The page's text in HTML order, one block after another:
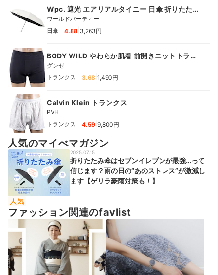
Wpc. 遮光 エアリアルタイニー 日傘 折りたた
み
ワールドパーティー
日傘
4.88 3,263円
BODY WILD やわらか肌着 前開きニットトラン
クス 2枚組
グンゼ
トランクス
3.68 1,490円
Calvin Klein トランクス
PVH
トランクス
4.59 9,800円
人気のマイべマガジン
2025.07.15
折りたたみ傘はセブンイレブンが最強…って
信じます？雨の日の“あのストレス”が激減し
ます【ゲリラ豪雨対策も！】
人気
ファッション関連のfavlist